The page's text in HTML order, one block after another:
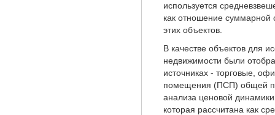
используется
как отношение суммарной
этих объектов.
В качестве объектов для
недвижимости были
источниках - торговые,
помещения (ПСП) общей
анализа ценовой
которая рассчитана как